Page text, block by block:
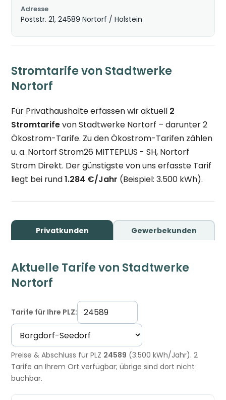
Adresse
Poststr. 21, 24589 Nortorf / Holstein
Stromtarife von Stadtwerke
Nortorf
Für Privathaushalte erfassen wir aktuell 2
Stromtarifevon Stadtwerke Nortorf – darunter 2
Ökostrom-Tarife. Zu den Ökostrom-Tarifen zählen
u. a. Nortorf Strom26 MITTEPLUS - SH, Nortorf
Strom Direkt. Der günstigste von uns erfasste Tarif
liegt bei rund1.284 €/Jahr (Beispiel: 3.500 kWh).
Privatkunden Gewerbekunden
Aktuelle Tarife von Stadtwerke
Nortorf
Tarife für Ihre PLZ:
Preise & Abschluss für PLZ 24589 (3.500 kWh/Jahr). 2
Tarife an Ihrem Ort verfügbar; übrige sind dort nicht
buchbar.